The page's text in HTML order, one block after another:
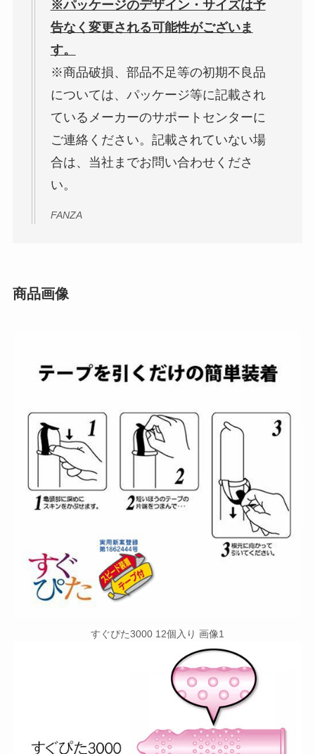
※パッケージのデザイン・サイズは予
告なく変更される可能性がございま
す。
※商品破損、部品不足等の初期不良品
については、パッケージ等に記載され
ているメーカーのサポートセンターに
ご連絡ください。記載されていない場
合は、当社までお問い合わせくださ
い。
FANZA
商品画像
すぐぴた3000 12個入り 画像1